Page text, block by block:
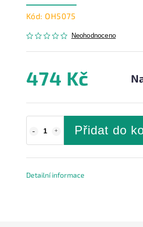
Kód: OH5075
Neohodnoceno
474 Kč
Přidat do
Detailní informace